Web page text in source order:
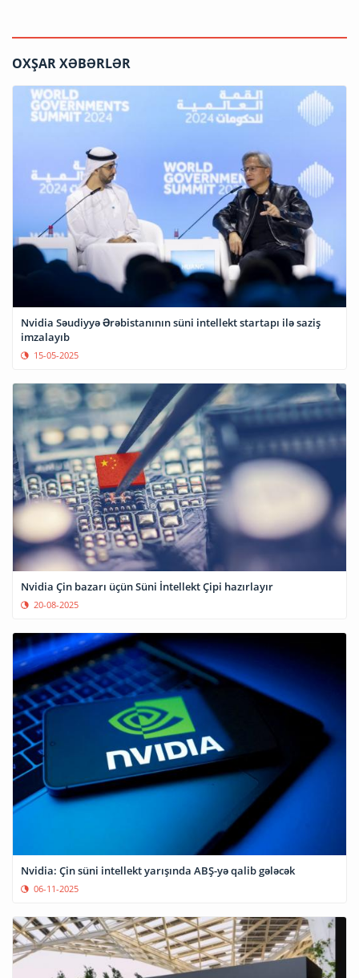
OXŞAR XƏBƏRLƏR
Nvidia Səudiyyə Ərəbistanının süni intellekt startapı ilə saziş
imzalayıb
15-05-2025
Nvidia Çin bazarı üçün Süni İntellekt Çipi hazırlayır
20-08-2025
Nvidia: Çin süni intellekt yarışında ABŞ-yə qalib gələcək
06-11-2025